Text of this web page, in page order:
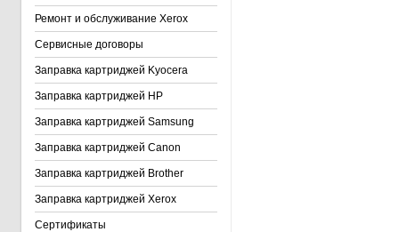
Ремонт и обслуживание Xerox
Сервисные договоры
Заправка картриджей Kyocera
Заправка картриджей HP
Заправка картриджей Samsung
Заправка картриджей Canon
Заправка картриджей Brother
Заправка картриджей Xerox
Сертификаты